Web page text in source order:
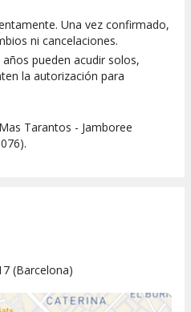
Una vez confirmado,
ni cancelaciones.
pueden acudir solos,
la autorización para
Tarantos - Jamboree
(Barcelona)